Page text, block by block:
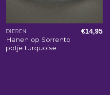
DIEREN
Hanen op Sorrento
potje turquoise
€14,95